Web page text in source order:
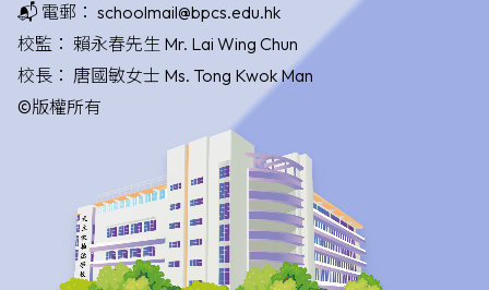
📬 電郵： schoolmail@bpcs.edu.hk
校監： 賴永春先生 Mr. Lai Wing Chun
校長： 唐國敏女士 Ms. Tong Kwok Man
©版權所有